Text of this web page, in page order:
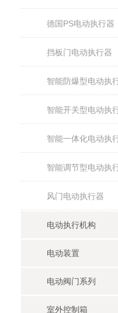
德国PS电动执行器
挡板门电动执行器
智能防爆型电动执
智能开关型电动执
智能一体化电动执
智能调节型电动执
风门电动执行器
电动执行机构
电动装置
电动阀门系列
室外控制箱